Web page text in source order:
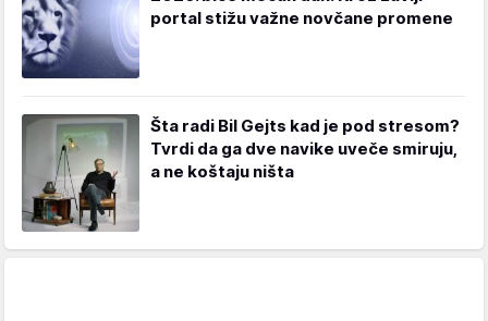
portal stižu važne novčane promene
Šta radi Bil Gejts kad je pod stresom?
Tvrdi da ga dve navike uveče smiruju,
a ne koštaju ništa